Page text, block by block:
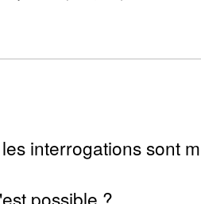
interrogations sont
possible ?